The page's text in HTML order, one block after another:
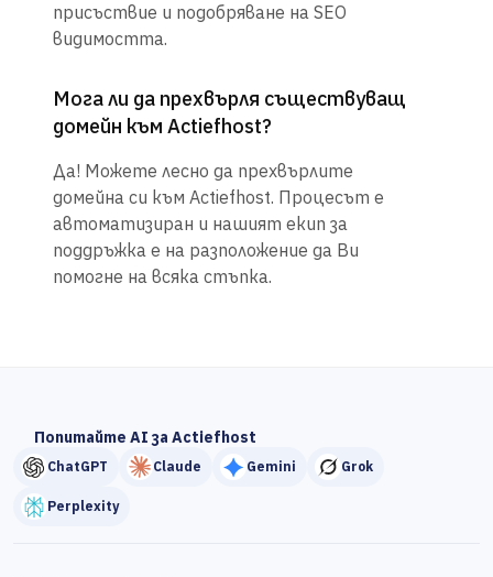
присъствие и подобряване на SEO
видимостта.
Мога ли да прехвърля съществуващ
домейн към Actiefhost?
Да! Можете лесно да прехвърлите
домейна си към Actiefhost. Процесът е
автоматизиран и нашият екип за
поддръжка е на разположение да Ви
помогне на всяка стъпка.
Попитайте AI за Actiefhost
ChatGPT Claude Gemini Grok
Perplexity